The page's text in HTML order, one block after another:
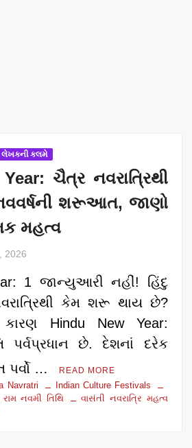
લેખકની કલમે
ચૈત્ર નવરાત્રિથી
શરૂઆત, જાણો
મહત્વ
2026
1 જાન્યુઆરી નહીં! હિંદુ
કેમ શરૂ થાય છે?
Hindu New Year:
પર્વપ્રધાન છે. દેશનાં દરેક
પર્વો …
READ MORE
Navratri
Indian Culture Festivals
રામ નવમી તિથિ
વાસંતી નવરાત્રિ મહત્વ